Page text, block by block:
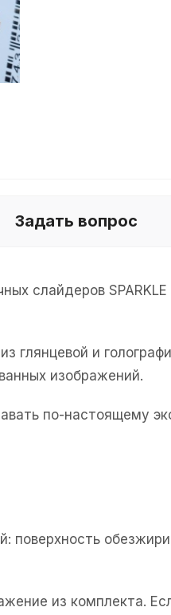
Задать вопрос
слайдеров
глянцевой и
изображений.
по-настоящему
поверхность
из комплекта.